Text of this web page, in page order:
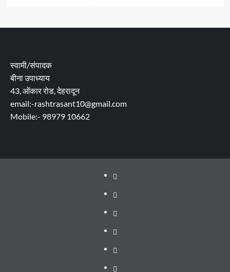
स्वामी/संपादक
बीना उपाध्याय
43, ओंकार रोड, देहरादून
email:-rashtrasant10@gmail.com
Mobile:- 98979 10662
About
WEB
SERIES
TO
Dehradun
Smart
City
Life
in
Dehradun
Places
to
सम्पर्क